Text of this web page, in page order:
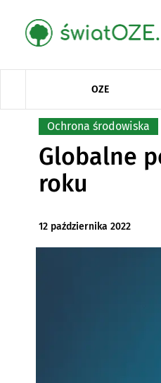
OZE
Ochrona środowiska
Globalne
roku
12 października 2022